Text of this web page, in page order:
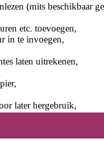
(mits beschikbaar
etc. toevoegen,
in te invoegen,
laten uitrekenen,
later hergebruik,